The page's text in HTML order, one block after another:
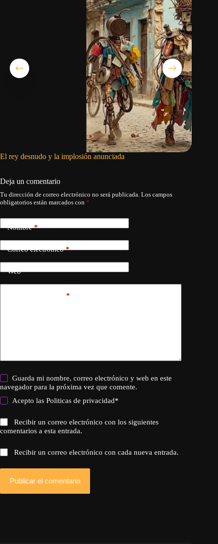
El rey desnudo y la implosión anunciada
Deja un comentario
Tu dirección de correo electrónico no será publicada. Los campos
obligatorios están marcados con *
Nombre*
Correo electrónico*
Web
*
Guarda mi nombre, correo electrónico y web en este
navegador para la próxima vez que comente.
Acepto lasPoliticas de privacidad*
Recibir un correo electrónico con los siguientes
comentarios a esta entrada.
Recibir un correo electrónico con cada nueva entrada.
Publicar el comentario